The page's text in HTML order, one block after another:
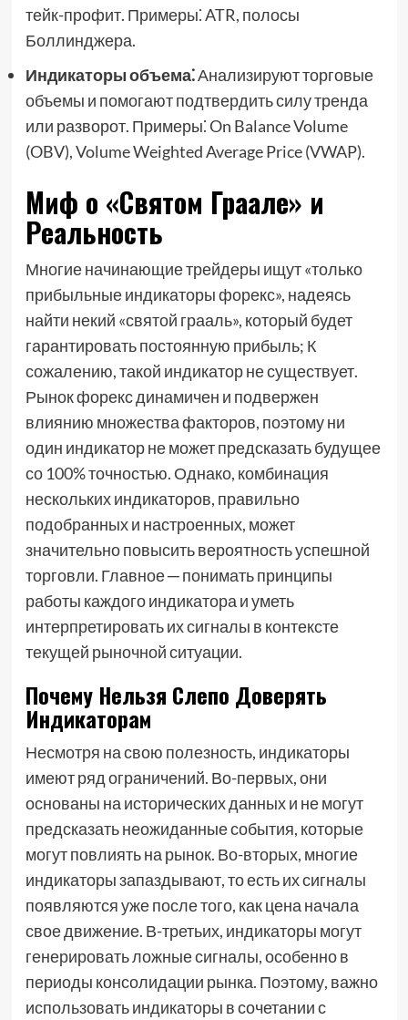
тейк-профит. Примеры⁚ ATR, полосы
Боллинджера.
Индикаторы объема⁚Анализируют торговые
объемы и помогают подтвердить силу тренда
или разворот. Примеры⁚ On Balance Volume
(OBV), Volume Weighted Average Price (VWAP).
Миф о «Святом Граале» и
Реальность
Многие начинающие трейдеры ищут «только
прибыльные индикаторы форекс», надеясь
найти некий «святой грааль», который будет
гарантировать постоянную прибыль; К
сожалению, такой индикатор не существует.
Рынок форекс динамичен и подвержен
влиянию множества факторов, поэтому ни
один индикатор не может предсказать будущее
со 100% точностью. Однако, комбинация
нескольких индикаторов, правильно
подобранных и настроенных, может
значительно повысить вероятность успешной
торговли. Главное ─ понимать принципы
работы каждого индикатора и уметь
интерпретировать их сигналы в контексте
текущей рыночной ситуации.
Почему Нельзя Слепо Доверять
Индикаторам
Несмотря на свою полезность, индикаторы
имеют ряд ограничений. Во-первых, они
основаны на исторических данных и не могут
предсказать неожиданные события, которые
могут повлиять на рынок. Во-вторых, многие
индикаторы запаздывают, то есть их сигналы
появляются уже после того, как цена начала
свое движение. В-третьих, индикаторы могут
генерировать ложные сигналы, особенно в
периоды консолидации рынка. Поэтому, важно
использовать индикаторы в сочетании с